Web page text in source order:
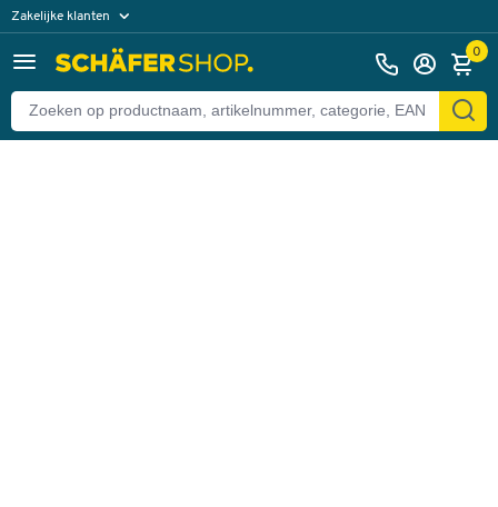
Zakelijke klanten
Particuliere klanten 0
Terug